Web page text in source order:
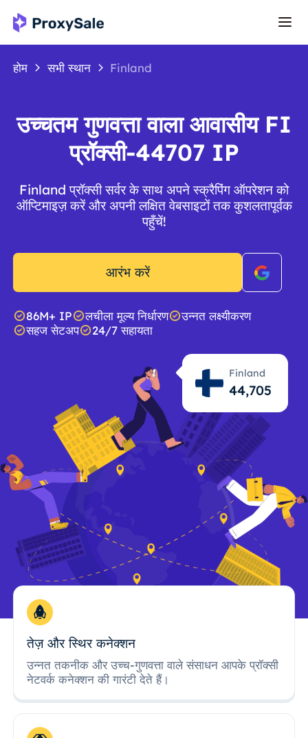
होम सभी स्थान Finland
उच्चतम गुणवत्ता वाला आवासीय FI
प्रॉक्सी-44707 IP
Finland प्रॉक्सी सर्वर के साथ अपने स्क्रैपिंग ऑपरेशन को
ऑप्टिमाइज़ करें और अपनी लक्षित वेबसाइटों तक कुशलतापूर्वक
पहुँचें!
आरंभ करें
86M+ IP लचीला मूल्य निर्धारण
उन्नत लक्ष्यीकरण
सहज सेटअप
24/7 सहायता
Finland
44,707
तेज़ और स्थिर कनेक्शन
उन्नत तकनीक और उच्च-गुणवत्ता वाले संसाधन आपके प्रॉक्सी
नेटवर्क कनेक्शन की गारंटी देते हैं।